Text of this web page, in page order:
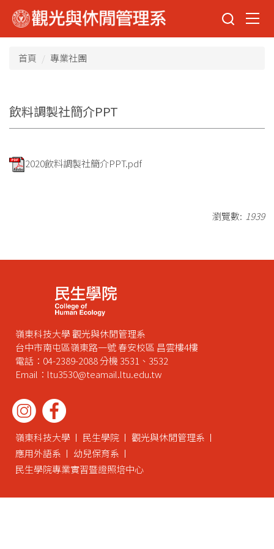
到
主
首頁 專業社團
飲料調製社簡介PPT
2020飲料調製社簡介PPT.pdf
瀏覽數: 1939
嶺東科技大學 觀光與休閒管理系
台中市南屯區嶺東路一號 春安校區 昌雲樓4樓
電話：04-2389-2088 分機 3531、3532
Email：ltu3530@teamail.ltu.edu.tw
嶺東科技大學 民生學院
觀光與休閒管理系
應用外語系
幼兒保育系
民生學院專業實習暨證照培中心